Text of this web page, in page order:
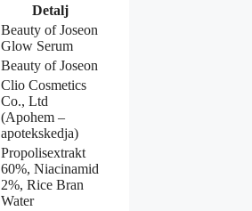
Detalj
Beauty of Joseon
Glow Serum
Beauty of Joseon
Clio Cosmetics
Co., Ltd
(Apohem –
apotekskedja)
Propolisextrakt
60%, Niacinamid
2%, Rice Bran
Water